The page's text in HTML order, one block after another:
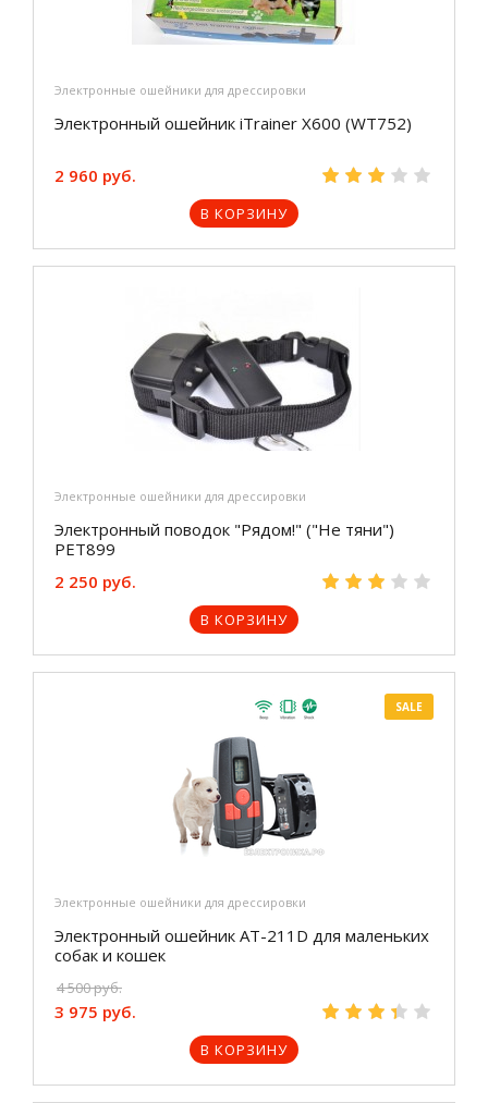
Электронные ошейники для дрессировки
Электронный ошейник iTrainer X600 (WT752)
2 960 руб.
В КОРЗИНУ
Электронные ошейники для дрессировки
Электронный поводок "Рядом!" ("Не тяни")
РЕТ899
2 250 руб.
В КОРЗИНУ
SALE
Электронные ошейники для дрессировки
Электронный ошейник AT-211D для маленьких
собак и кошек
4 500 руб.
3 975 руб.
В КОРЗИНУ